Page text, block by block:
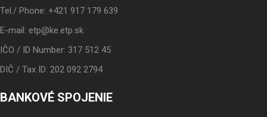
Tel./ Phone: +421 917 179 639
E-mail: etp@ke.etp.sk
IČO / ID Number: 317 512 45
DIČ / Tax ID: 202 092 2794
BANKOVÉ SPOJENIE